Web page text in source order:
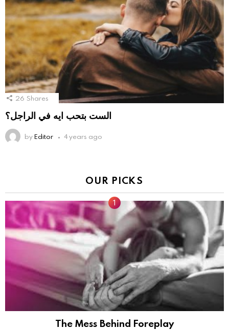
26 Shares
الست بتحب ايه في الراجل؟
byEditor 4 years ago
OUR PICKS
The Mess Behind Foreplay